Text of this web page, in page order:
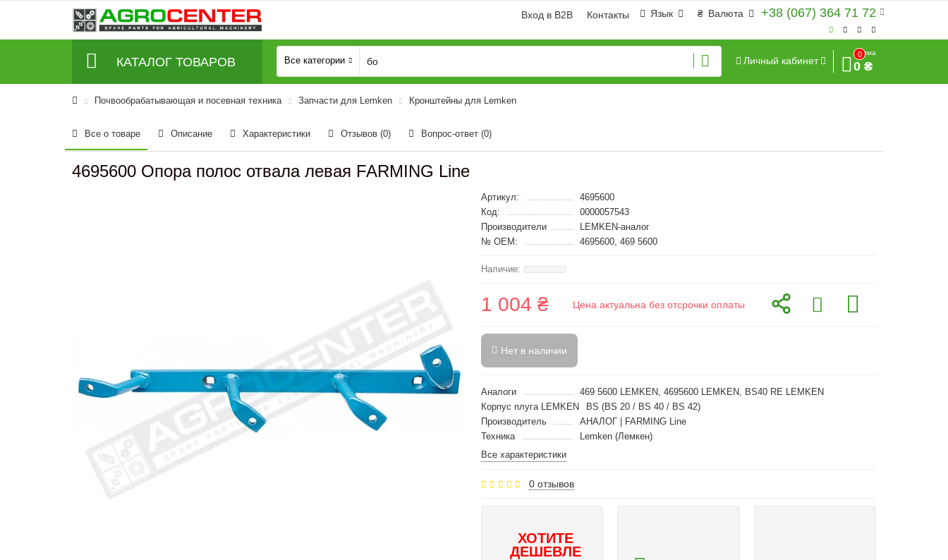
+38 (067) 364 71 72
₴ Валюта
Язык
Вход в B2B Контакты
КАТАЛОГ ТОВАРОВ Все категории Личный кабинет
0
Сумма
0 ₴
Почвообрабатывающая и посевная техника Запчасти для Lemken Кронштейны для Lemken
Все о товаре Описание Характеристики Отзывов (0) Вопрос-ответ (0)
4695600 Опора полос отвала левая FARMING Line
Артикул:
4695600
Код:
0000057543
Производители
LEMKEN-аналог
№ OEM:
4695600, 469 5600
1 004 ₴ Цена актуальна без отсрочки оплаты
Нет в наличии
Аналоги
469 5600 LEMKEN, 4695600 LEMKEN, BS40 RE LEMKEN
Корпус плуга LEMKEN
BS (BS 20 / BS 40 / BS 42)
Производитель
АНАЛОГ | FARMING Line
Техника
Lemken (Лемкен)
Все характеристики
0 отзывов
ХОТИТЕ
ДЕШЕВЛЕ